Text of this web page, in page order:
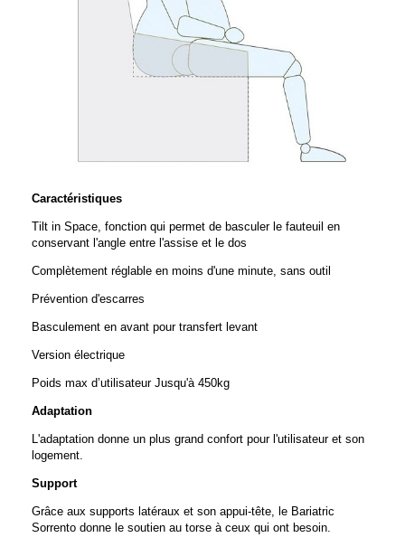
Caractéristiques
Tilt in Space, fonction qui permet de basculer le fauteuil en
conservant l'angle entre l'assise et le dos
Complètement réglable en moins d'une minute, sans outil
Prévention d'escarres
Basculement en avant pour transfert levant
Version électrique
Poids max d’utilisateur Jusqu'à 450kg
Adaptation
L'adaptation donne un plus grand confort pour l'utilisateur et son
logement.
Support
Grâce aux supports latéraux et son appui-tête, le Bariatric
Sorrento donne le soutien au torse à ceux qui ont besoin.